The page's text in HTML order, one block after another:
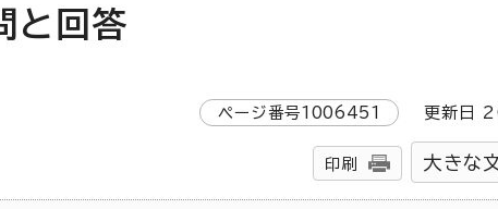
と回答
ページ番号1006451 更新日
印刷 大きな